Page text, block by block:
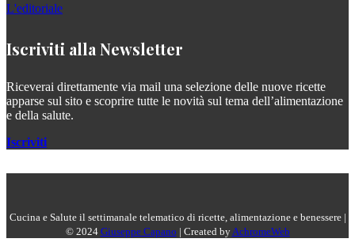
L'editoriale
Iscriviti alla Newsletter
Riceverai direttamente via mail una selezione delle nuove ricette
apparse sul sito e scoprire tutte le novità sul tema dell’alimentazione
e della salute.
Iscriviti
Cucina e Salute il settimanale telematico di ricette, alimentazione e benessere |
© 2024 Giuseppe Capano | Created byAchromeWeb